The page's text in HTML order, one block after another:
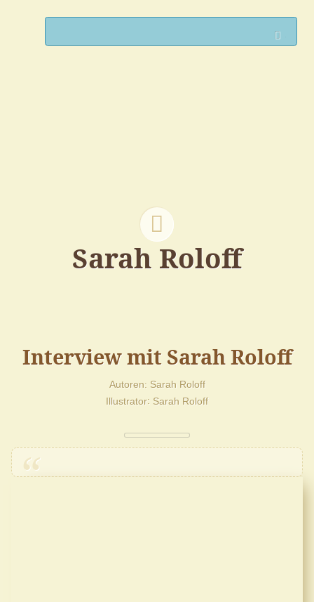
Sarah Roloff
Interview mit Sarah Roloff
Autoren Sarah Roloff
Illustrator Sarah Roloff